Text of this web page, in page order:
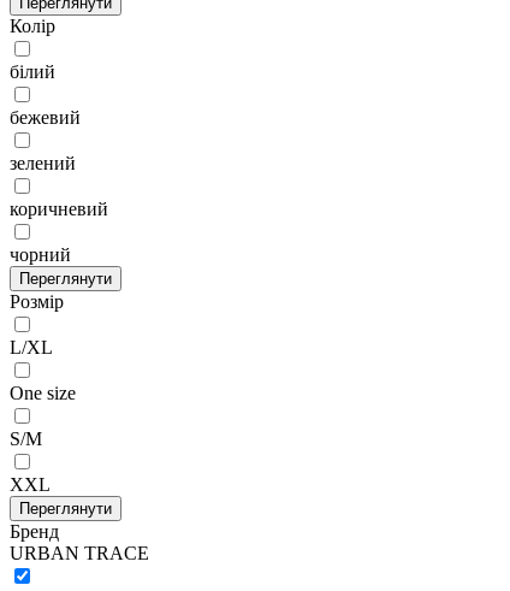
Колір
білий
бежевий
зелений
коричневий
чорний
Переглянути
Розмір
L/XL
One size
S/M
XXL
Переглянути
Бренд
URBAN TRACE